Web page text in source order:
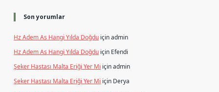
Son yorumlar
Hz Adem As Hangi Yılda Doğdu içinadmin
Hz Adem As Hangi Yılda Doğdu için Efendi
Şeker Hastası Malta Eriği Yer Mi içinadmin
Şeker Hastası Malta Eriği Yer Mi için Derya